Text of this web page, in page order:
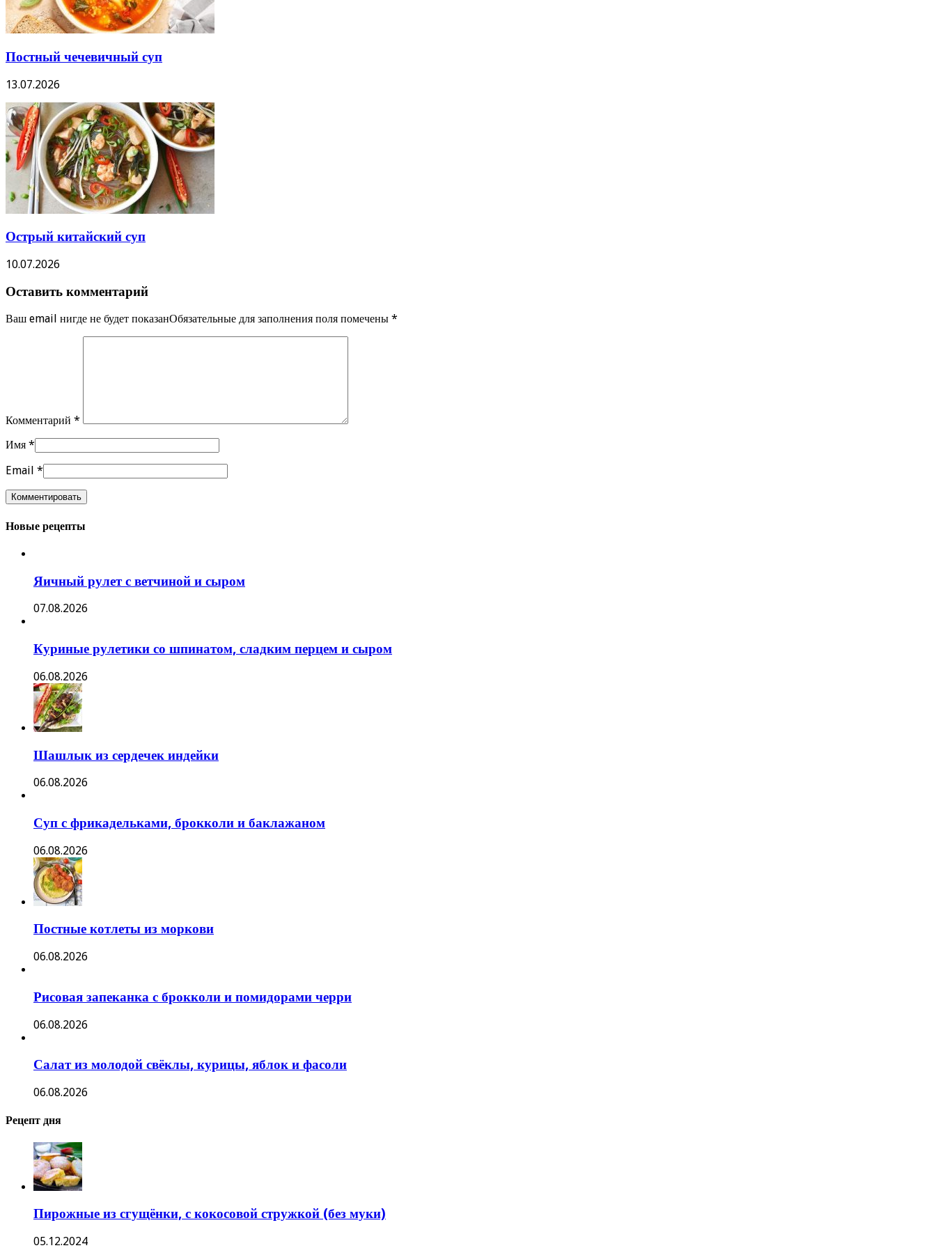
Постный чечевичный суп
13.07.2026
Острый китайский суп
10.07.2026
Оставить комментарий
Ваш email нигде не будет показанОбязательные для заполнения поля помечены *
Комментарий *
Имя *
Email *
Новые рецепты
Яичный рулет с ветчиной и сыром
07.08.2026
Куриные рулетики со шпинатом, сладким перцем и сыром
06.08.2026
Шашлык из сердечек индейки
06.08.2026
Суп с фрикадельками, брокколи и баклажаном
06.08.2026
Постные котлеты из моркови
06.08.2026
Рисовая запеканка с брокколи и помидорами черри
06.08.2026
Салат из молодой свёклы, курицы, яблок и фасоли
06.08.2026
Рецепт дня
Пирожные из сгущёнки, с кокосовой стружкой (без муки)
05.12.2024